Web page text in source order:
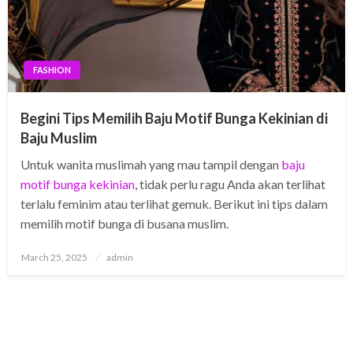
FASHION
Begini Tips Memilih Baju Motif Bunga Kekinian di
Baju Muslim
Untuk wanita muslimah yang mau tampil dengan baju
motif bunga kekinian, tidak perlu ragu Anda akan terlihat
terlalu feminim atau terlihat gemuk. Berikut ini tips dalam
memilih motif bunga di busana muslim.
Posted
March 25, 2025 admin